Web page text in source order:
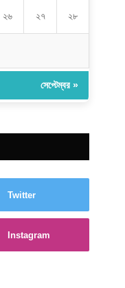
২৬ ২৭ ২৮
সেপ্টেম্বর »
Twitter
Instagram